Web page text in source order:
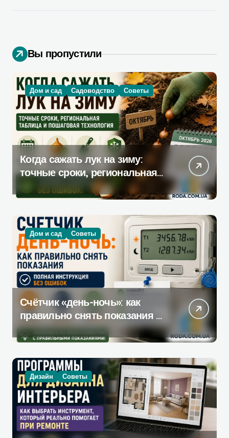
Вы пропустили
Дом и сад Садоводство Советы
Когда сажать лук на зиму:
точные сроки, региональная
таблица и пошаговая
инструкция
Дом и сад Советы
Счётчик «день-ночь»: как
правильно снять показания —
полная инструкция без
ошибок
Дизайн Советы